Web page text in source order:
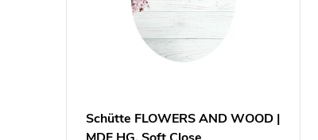
Schütte FLOWERS AND WOOD |